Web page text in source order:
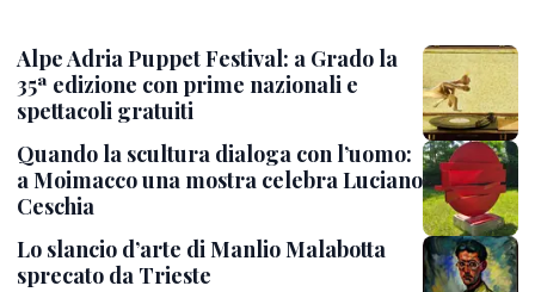
Alpe Adria Puppet Festival: a Grado la
35ª edizione con prime nazionali e
spettacoli gratuiti
Quando la scultura dialoga con l’uomo:
a Moimacco una mostra celebra Luciano
Ceschia
Lo slancio d’arte di Manlio Malabotta
sprecato da Trieste